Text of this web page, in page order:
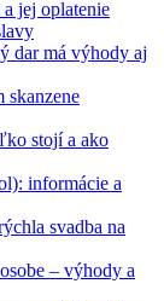
jej oplatenie
dar má výhody aj
skanzene
stojí a ako
informácie a
svadba na
– výhody a